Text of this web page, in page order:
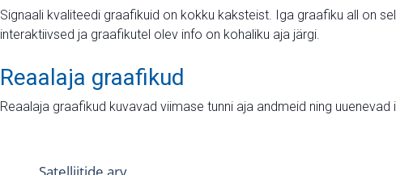
Signaali kvaliteedi graafikuid on kokku kaksteist. Iga graafiku all on
interaktiivsed ja graafikutel olev info on kohaliku aja järgi.
Reaalaja graafikud
Reaalaja graafikud kuvavad viimase tunni aja andmeid ning uuenevad